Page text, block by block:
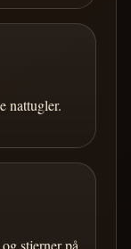
nattugler.
stjerner på